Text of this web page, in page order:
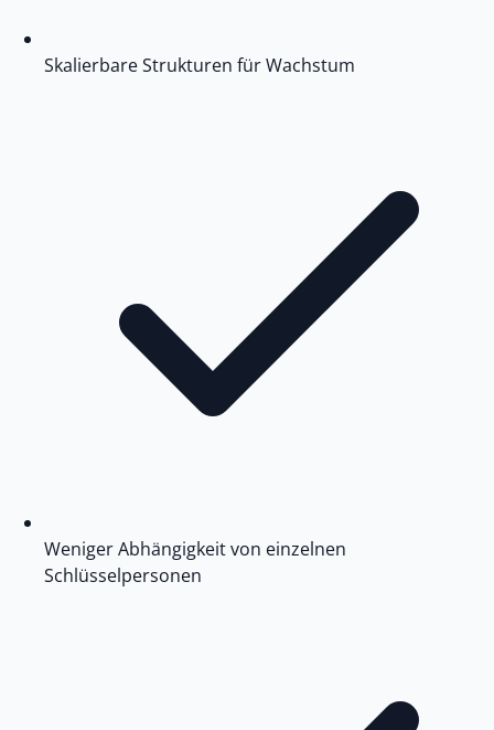
Skalierbare Strukturen für Wachstum
Weniger Abhängigkeit von einzelnen
Schlüsselpersonen